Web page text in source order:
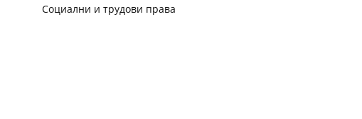
Социални и трудови права